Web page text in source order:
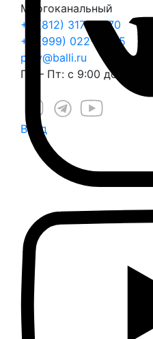
Многоканальный
+7 (812) 317-70-70
+7 (999) 022-22-25
play@balli.ru
Пн – Пт: с 9:00 до 18:00
Вход